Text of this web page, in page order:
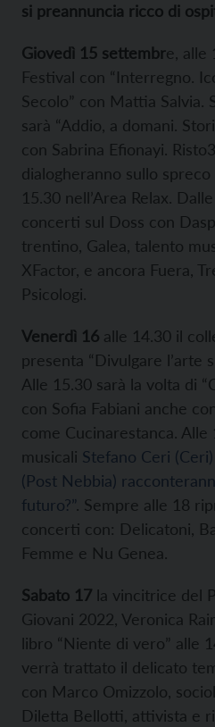
si preannuncia ricco di
Giovedì 15 settembre, alle
Festival con “Interregno.
Secolo” con Mattia Salvia.
sarà “Addio, a domani.
con Sabrina Efionayi.
dialogheranno sullo
15.30 nell’Area Relax.
concerti sul Doss con
trentino, Galea, talento
XFactor, e ancora Fuera,
Psicologi.
Venerdì 16 alle 14.30 il
presenta “Divulgare l’arte
Alle 15.30 sarà la volta di
con Sofia Fabiani anche
come Cucinarestanca.
musicali Stefano Ceri
(Post Nebbia)
futuro?”. Sempre alle 18
concerti con: Delicatoni,
Femme e Nu Genea.
Sabato 17 la vincitrice del
Giovani 2022, Veronica
libro “Niente di vero” alle
verrà trattato il delicato
con Marco Omizzolo,
Diletta Bellotti, attivista e